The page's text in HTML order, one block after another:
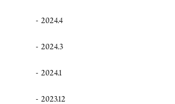
2024.4
2024.3
2024.1
2023.12